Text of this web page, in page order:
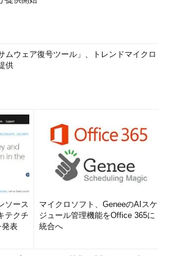
ムウェア復号ツール」、トレンドマイクロ
供
ソース
テクチ
発表
マイクロソフト、GeneeのAIスケ
ジュール管理機能をOffice 365に
統合へ